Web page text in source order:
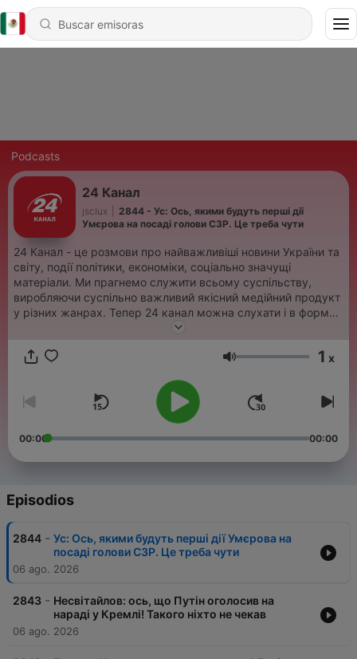
Podcasts
24 Канал
jsclux
2844 - Ус: Ось, якими будуть перші дії
Умєрова на посаді голови СЗР. Це треба чути
24 Канал - це розмови про найважливіші новини України та
світу, події політики, економіки, соціально значущі
матеріали. Ми прагнемо служити всьому суспільству,
виробляючи суспільно важливий якісний медійний продукт
у різних жанрах. Тепер 24 канал можна слухати і в форматі
Volumen 1 x
00:00 00:00
Episodios
2844 - Ус: Ось, якими будуть перші дії Умєрова на
посаді голови СЗР. Це треба чути
06 ago. 2026
2843 - Несвітайлов: ось, що Путін оголосив на
нараді у Кремлі! Такого ніхто не чекав
06 ago. 2026